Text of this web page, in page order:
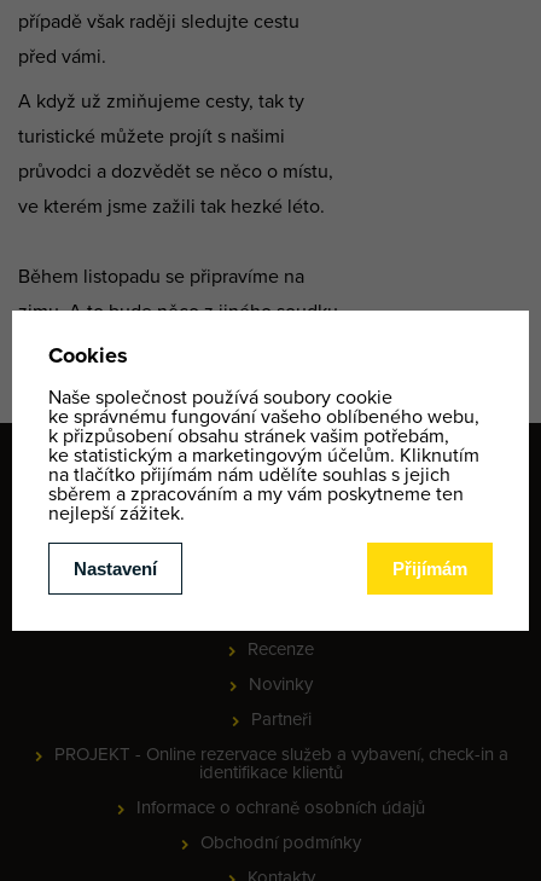
případě však raději sledujte cestu
před vámi.
A když už zmiňujeme cesty, tak ty
turistické můžete projít s našimi
průvodci a dozvědět se něco o místu,
ve kterém jsme zažili tak hezké léto.
Během listopadu se připravíme na
zimu. A to bude něco z jiného soudku
Recenze
Novinky
Partneři
PROJEKT - Online rezervace služeb a vybavení, check-in a
identifikace klientů
Informace o ochraně osobních údajů
Obchodní podmínky